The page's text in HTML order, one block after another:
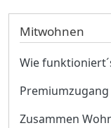
Mitwohnen
Wie
Premiumzugang
Zusammen